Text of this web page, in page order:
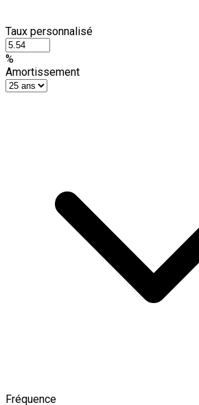
Taux personnalisé
%
Amortissement
Fréquence